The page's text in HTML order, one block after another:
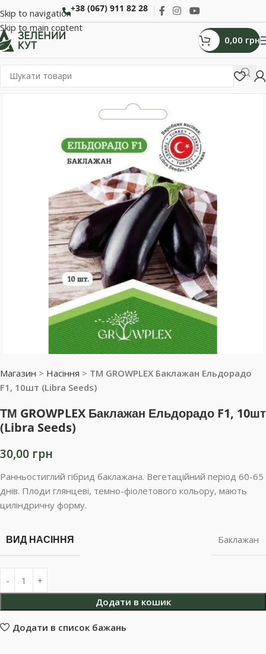
Skip to navigation
Skip to main content
+38 (067) 911 82 28
0,00 грн
Магазин > Насіння > ТМ GROWPLEX Баклажан Ельдорадо
F1, 10шт (Libra Seeds)
ТМ GROWPLEX Баклажан Ельдорадо F1, 10шт
(Libra Seeds)
30,00 грн
Ранньостиглий гібрид баклажана. Вегетаційний період 60-65
днів. Плоди глянцеві, темно-фіолетового кольору, мають
циліндричну форму.
ВИД НАСІННЯ Баклажан
Додати в кошик
Додати в список бажань